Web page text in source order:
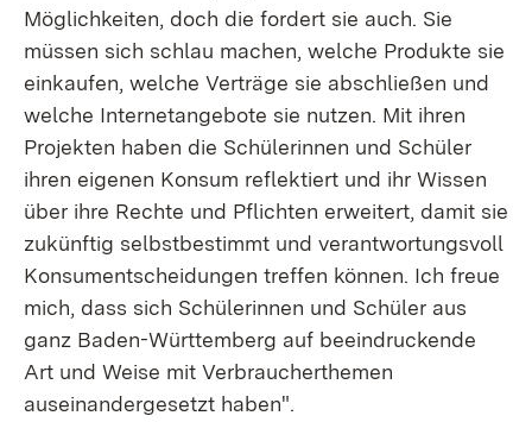
Möglichkeiten, doch die fordert sie auch. Sie
müssen sich schlau machen, welche Produkte sie
einkaufen, welche Verträge sie abschließen und
welche Internetangebote sie nutzen. Mit ihren
Projekten haben die Schülerinnen und Schüler
ihren eigenen Konsum reflektiert und ihr Wissen
über ihre Rechte und Pflichten erweitert, damit sie
zukünftig selbstbestimmt und verantwortungsvoll
Konsumentscheidungen treffen können. Ich freue
mich, dass sich Schülerinnen und Schüler aus
ganz Baden-Württemberg auf beeindruckende
Art und Weise mit Verbraucherthemen
auseinandergesetzt haben".